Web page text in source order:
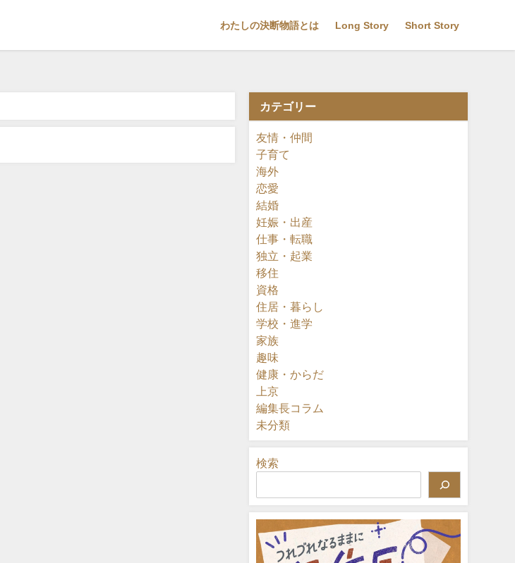
わたしの決断物語とは Long Story Short Story
カテゴリー
友情・仲間
子育て
海外
恋愛
結婚
妊娠・出産
仕事・転職
独立・起業
移住
資格
住居・暮らし
学校・進学
家族
趣味
健康・からだ
上京
編集長コラム
未分類
検索